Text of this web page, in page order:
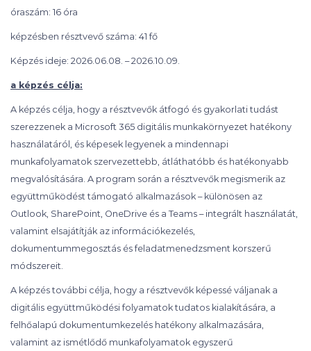
óraszám: 16 óra
képzésben résztvevő száma: 41 fő
Képzés ideje: 2026.06.08. – 2026.10.09.
a képzés célja:
A képzés célja, hogy a résztvevők átfogó és gyakorlati tudást
szerezzenek a Microsoft 365 digitális munkakörnyezet hatékony
használatáról, és képesek legyenek a mindennapi
munkafolyamatok szervezettebb, átláthatóbb és hatékonyabb
megvalósítására. A program során a résztvevők megismerik az
együttműködést támogató alkalmazások – különösen az
Outlook, SharePoint, OneDrive és a Teams – integrált használatát,
valamint elsajátítják az információkezelés,
dokumentummegosztás és feladatmenedzsment korszerű
módszereit.
A képzés további célja, hogy a résztvevők képessé váljanak a
digitális együttműködési folyamatok tudatos kialakítására, a
felhőalapú dokumentumkezelés hatékony alkalmazására,
valamint az ismétlődő munkafolyamatok egyszerű